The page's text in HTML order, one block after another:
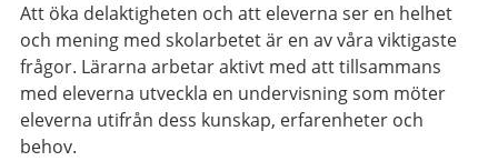
Att öka delaktigheten och att eleverna ser en helhet
och mening med skolarbetet är en av våra viktigaste
frågor. Lärarna arbetar aktivt med att tillsammans
med eleverna utveckla en undervisning som möter
eleverna utifrån dess kunskap, erfarenheter och
behov.